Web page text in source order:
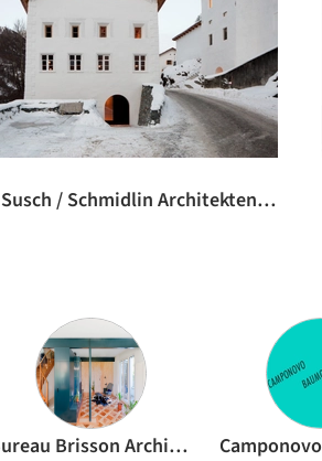
Muzeum Susch / Schmidlin Architekten + LUVO ARCHITEKTEN
Bureau Brisson Architectes